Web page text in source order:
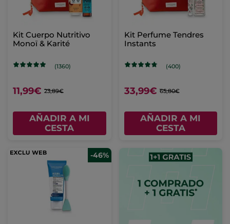
Kit Cuerpo Nutritivo
Monoï & Karité
(1360)
11,99€ 23,89€
AÑADIR A MI
CESTA
Kit Perfume Tendres
Instants
(400)
33,99€ 65,80€
AÑADIR A MI
CESTA
-46%